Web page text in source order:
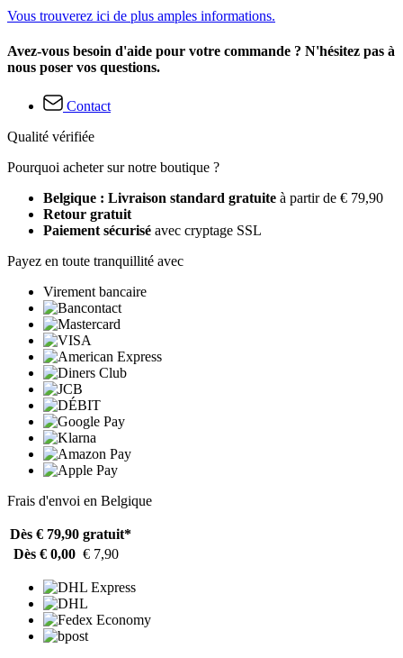
Vous trouverez ici de plus amples informations.
Avez-vous besoin d'aide pour votre commande ? N'hésitez pas à
nous poser vos questions.
Contact
Qualité vérifiée
Pourquoi acheter sur notre boutique ?
Belgique : Livraison standard gratuite à partir de € 79,90
Retour gratuit
Paiement sécurisé avec cryptage SSL
Payez en toute tranquillité avec
Virement bancaire
Frais d'envoi en Belgique
Dès € 79,90 gratuit*
Dès € 0,00 € 7,90